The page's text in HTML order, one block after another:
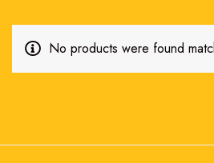
No products were found